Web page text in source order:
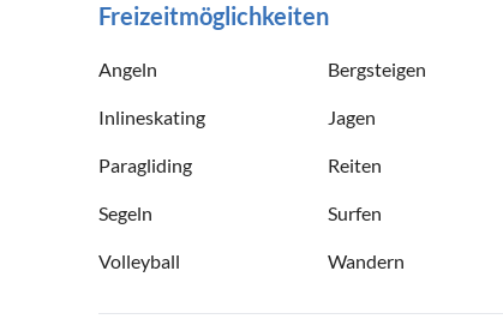
Freizeitmöglichkeiten
Angeln Bergsteigen
Inlineskating Jagen
Paragliding Reiten
Segeln Surfen
Volleyball Wandern